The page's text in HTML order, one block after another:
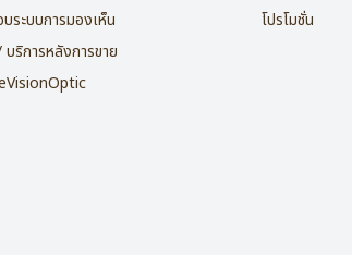
ระบบการมองเห็น
ริการหลังการขาย
โปรโมชั่น